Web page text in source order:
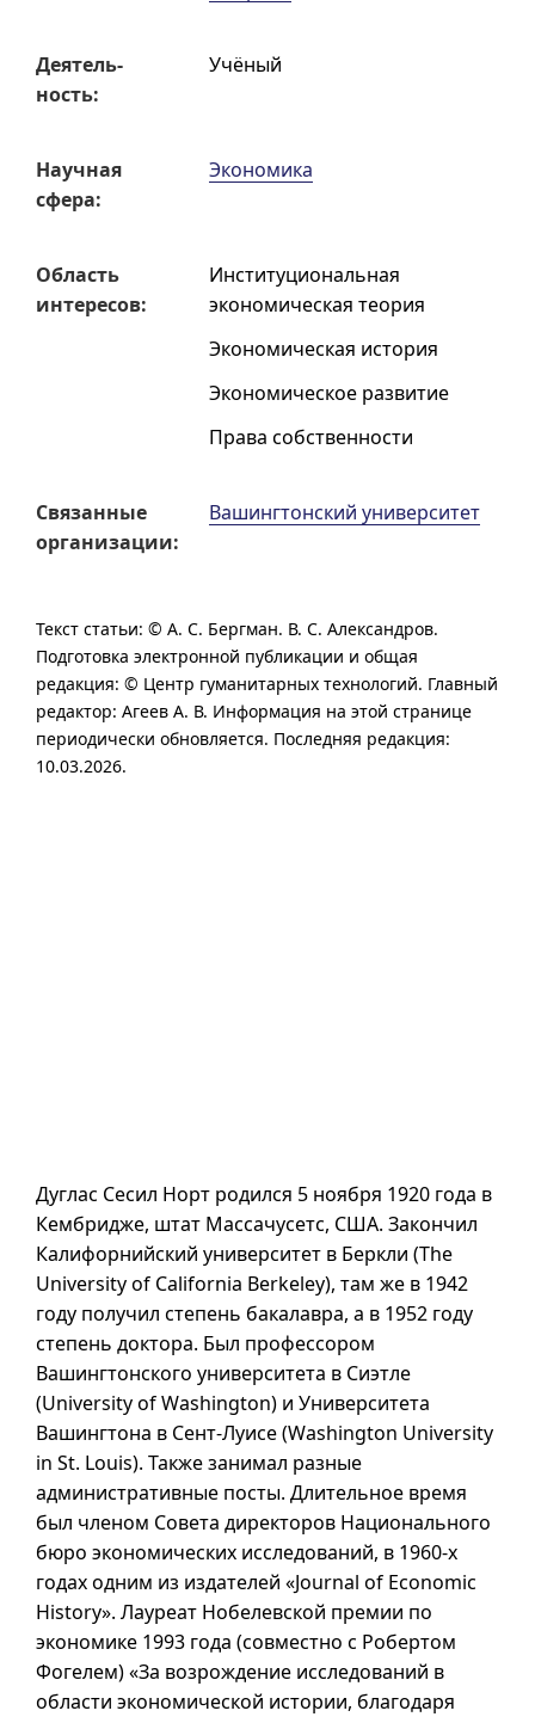
Деятель­
ность:
Учёный
Научная
сфера:
Экономика
Область
интересов:
Институциональная
экономическая теория
Экономическая история
Экономическое развитие
Права собственности
Связанные
организации:
Вашингтонский университет
Текст статьи: © А. С. Бергман. В. С. Александров.
Подготовка электронной публикации и общая
редакция: © Центр гуманитарных технологий. Главный
редактор: Агеев А. В. Информация на этой странице
периодически обновляется. Последняя редакция:
10.03.2026.
Дуглас Сесил Норт родился 5 ноября 1920 года в
Кембридже, штат Массачусетс, США. Закончил
Калифорнийский университет в Беркли (The
University of California Berkeley), там же в 1942
году получил степень бакалавра, а в 1952 году
степень доктора. Был профессором
Вашингтонского университета в Сиэтле
(University of Washington) и Университета
Вашингтона в Сент-Луисе (Washington University
in St. Louis). Также занимал разные
административные посты. Длительное время
был членом Совета директоров Национального
бюро экономических исследований, в 1960-х
годах одним из издателей «Journal of Economic
History». Лауреат Нобелевской премии по
экономике 1993 года (совместно с Робертом
Фогелем) «За возрождение исследований в
области экономической истории, благодаря